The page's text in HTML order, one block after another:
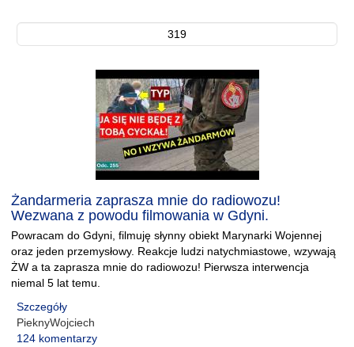
319
Żandarmeria zaprasza mnie do radiowozu!
Wezwana z powodu filmowania w Gdyni.
Powracam do Gdyni, filmuję słynny obiekt Marynarki Wojennej
oraz jeden przemysłowy. Reakcje ludzi natychmiastowe, wzywają
ŻW a ta zaprasza mnie do radiowozu! Pierwsza interwencja
niemal 5 lat temu.
Szczegóły
PieknyWojciech
124 komentarzy